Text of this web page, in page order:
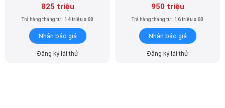
825 triệu
Trả hàng tháng từ: 14 triệu x 60
Nhận báo giá
Đăng ký lái thử
950 triệu
Trả hàng tháng từ: 16 triệu x 60
Nhận báo giá
Đăng ký lái thử